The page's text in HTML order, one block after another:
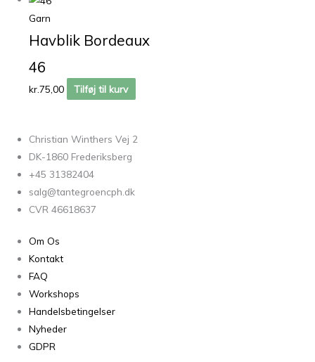
Garn
Havblik Bordeaux
46
kr.75,00 Tilføj til kurv
Christian Winthers Vej 2
DK-1860 Frederiksberg
+45 31382404
salg@tantegroencph.dk
CVR 46618637
Om Os
Kontakt
FAQ
Workshops
Handelsbetingelser
Nyheder
GDPR